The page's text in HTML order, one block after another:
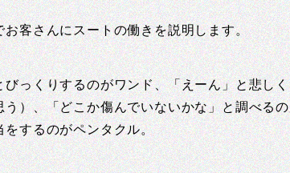
客さんにスートの働きを説明します。
っくりするのがワンド、「えーん」と悲し
）、「どこか傷んでいないかな」と調べる
するのがペンタクル。